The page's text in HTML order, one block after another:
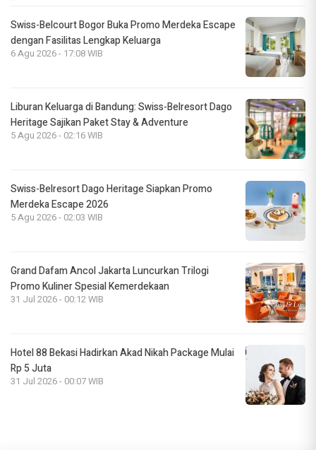
Swiss-Belcourt Bogor Buka Promo Merdeka Escape
dengan Fasilitas Lengkap Keluarga
6 Agu 2026 - 17:08 WIB
Liburan Keluarga di Bandung: Swiss-Belresort Dago
Heritage Sajikan Paket Stay & Adventure
5 Agu 2026 - 02:16 WIB
Swiss-Belresort Dago Heritage Siapkan Promo
Merdeka Escape 2026
5 Agu 2026 - 02:03 WIB
Grand Dafam Ancol Jakarta Luncurkan Trilogi
Promo Kuliner Spesial Kemerdekaan
31 Jul 2026 - 00:12 WIB
Hotel 88 Bekasi Hadirkan Akad Nikah Package Mulai
Rp 5 Juta
31 Jul 2026 - 00:07 WIB